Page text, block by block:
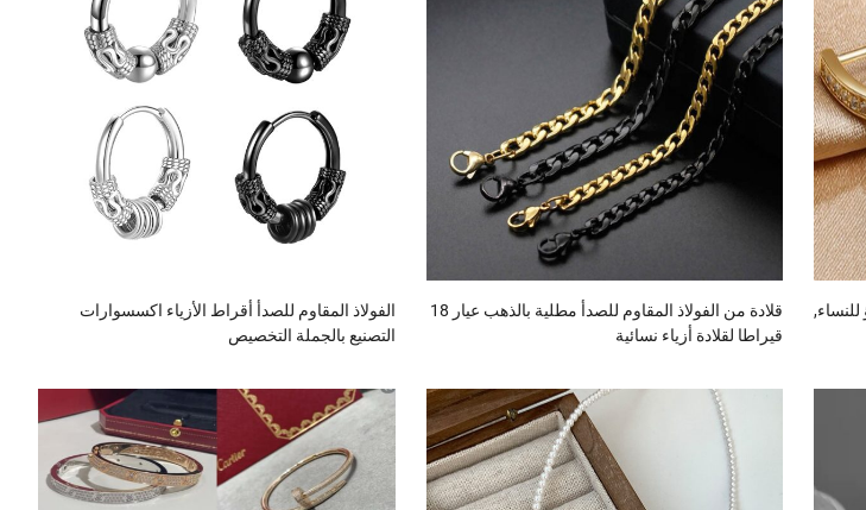
الفولاذ المقاوم للصدأ أقراط الأزياء اكسسوارات
التصنيع بالجملة التخصيص
قلادة من الفولاذ المقاوم للصدأ مطلية بالذهب عيار 18
قيراطا لقلادة أزياء نسائية
للنساء,